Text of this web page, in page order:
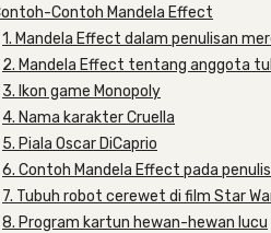
Contoh Mandela Effect
1. Mandela Effect dalam penulisan
2. Mandela Effect tentang anggota
3. Ikon game Monopoly
4. Nama karakter Cruella
5. Piala Oscar DiCaprio
6. Contoh Mandela Effect pada
7. Tubuh robot cerewet di film Star
8. Program kartun hewan-hewan lucu